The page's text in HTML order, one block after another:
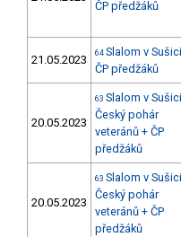
ČP předžáků
21.05.2023 64 Slalom v
ČP předžáků
20.05.2023
63 Slalom v
Český pohár
veteránů + ČP
předžáků
20.05.2023
63 Slalom v
Český pohár
veteránů + ČP
předžáků